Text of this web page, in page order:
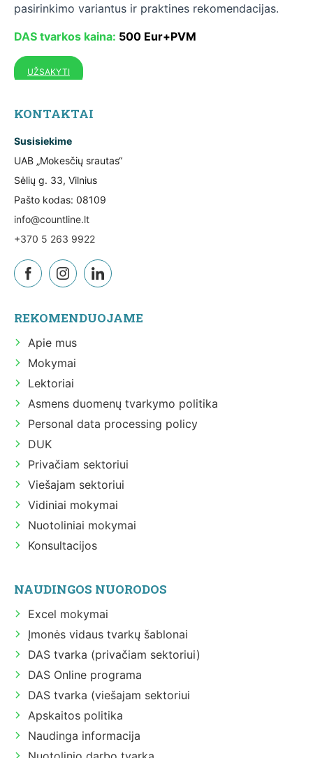
pasirinkimo variantus ir praktines rekomendacijas.
DAS tvarkos kaina: 500 Eur+PVM
UŽSAKYTI
KONTAKTAI
Susisiekime
UAB „Mokesčių srautas“
Sėlių g. 33, Vilnius
Pašto kodas: 08109
info@countline.lt
+370 5 263 9922
REKOMENDUOJAME
Apie mus
Mokymai
Lektoriai
Asmens duomenų tvarkymo politika
Personal data processing policy
DUK
Privačiam sektoriui
Viešajam sektoriui
Vidiniai mokymai
Nuotoliniai mokymai
Konsultacijos
NAUDINGOS NUORODOS
Excel mokymai
Įmonės vidaus tvarkų šablonai
DAS tvarka (privačiam sektoriui)
DAS Online programa
DAS tvarka (viešajam sektoriui
Apskaitos politika
Naudinga informacija